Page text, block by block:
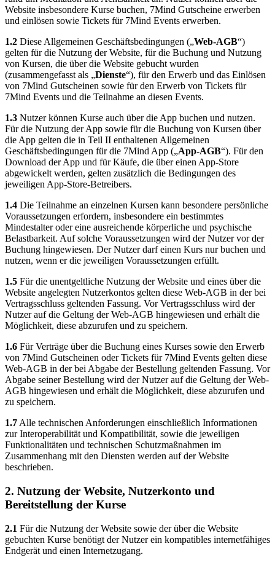
Website insbesondere Kurse buchen, 7Mind Gutscheine erwerben
und einlösen sowie Tickets für 7Mind Events erwerben.
1.2 Diese Allgemeinen Geschäftsbedingungen („Web-AGB“)
gelten für die Nutzung der Website, für die Buchung und Nutzung
von Kursen, die über die Website gebucht wurden
(zusammengefasst als „Dienste“), für den Erwerb und das Einlösen
von 7Mind Gutscheinen sowie für den Erwerb von Tickets für
7Mind Events und die Teilnahme an diesen Events.
1.3 Nutzer können Kurse auch über die App buchen und nutzen.
Für die Nutzung der App sowie für die Buchung von Kursen über
die App gelten die in Teil II enthaltenen Allgemeinen
Geschäftsbedingungen für die 7Mind App („App-AGB“). Für den
Download der App und für Käufe, die über einen App-Store
abgewickelt werden, gelten zusätzlich die Bedingungen des
jeweiligen App-Store-Betreibers.
1.4 Die Teilnahme an einzelnen Kursen kann besondere persönliche
Voraussetzungen erfordern, insbesondere ein bestimmtes
Mindestalter oder eine ausreichende körperliche und psychische
Belastbarkeit. Auf solche Voraussetzungen wird der Nutzer vor der
Buchung hingewiesen. Der Nutzer darf einen Kurs nur buchen und
nutzen, wenn er die jeweiligen Voraussetzungen erfüllt.
1.5 Für die unentgeltliche Nutzung der Website und eines über die
Website angelegten Nutzerkontos gelten diese Web-AGB in der bei
Vertragsschluss geltenden Fassung. Vor Vertragsschluss wird der
Nutzer auf die Geltung der Web-AGB hingewiesen und erhält die
Möglichkeit, diese abzurufen und zu speichern.
1.6 Für Verträge über die Buchung eines Kurses sowie den Erwerb
von 7Mind Gutscheinen oder Tickets für 7Mind Events gelten diese
Web-AGB in der bei Abgabe der Bestellung geltenden Fassung. Vor
Abgabe seiner Bestellung wird der Nutzer auf die Geltung der Web-
AGB hingewiesen und erhält die Möglichkeit, diese abzurufen und
zu speichern.
1.7Alle technischen Anforderungen einschließlich Informationen
zur Interoperabilität und Kompatibilität, sowie die jeweiligen
Funktionalitäten und technischen Schutzmaßnahmen im
Zusammenhang mit den Diensten werden auf der Website
beschrieben.
2. Nutzung der Website, Nutzerkonto und
Bereitstellung der Kurse
2.1 Für die Nutzung der Website sowie der über die Website
gebuchten Kurse benötigt der Nutzer ein kompatibles internetfähiges
Endgerät und einen Internetzugang.